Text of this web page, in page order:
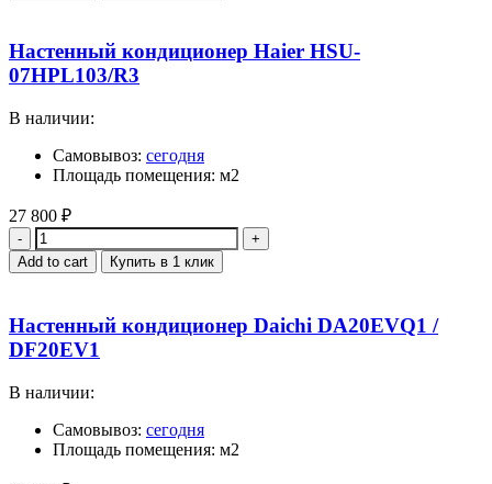
Настенный кондиционер Haier HSU-
07HPL103/R3
В наличии:
Самовывоз: сегодня
Площадь помещения: м2
27 800 ₽
Quantity
Add to cart Купить в 1 клик
Настенный кондиционер Daichi DA20EVQ1 /
DF20EV1
В наличии:
Самовывоз: сегодня
Площадь помещения: м2